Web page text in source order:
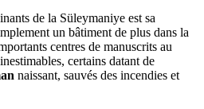
de la Süleymaniye est sa
un bâtiment de plus dans la
centres de manuscrits au
certains datant de
naissant, sauvés des incendies et